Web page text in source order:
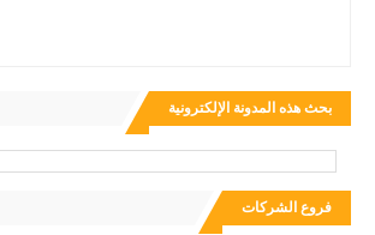
بحث هذه المدونة الإلكترونية
فروع الشركات